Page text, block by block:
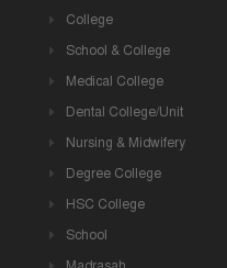
College
School & College
Medical College
Dental College/Unit
Nursing & Midwifery
Degree College
HSC College
School